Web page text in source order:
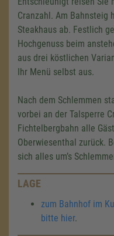
Cranzahl. Am Bahnsteig
Steakhaus ab. Festlich
Hochgenuss beim
aus drei köstlichen
Ihr Menü selbst aus.
Nach dem Schlemmen
vorbei an der Talsperre
Fichtelbergbahn alle
Oberwiesenthal zurück.
sich alles um’s
LAGE
zum Bahnhof im
bitte hier.